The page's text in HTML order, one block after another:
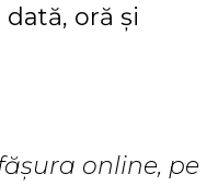
oră și
online, pe